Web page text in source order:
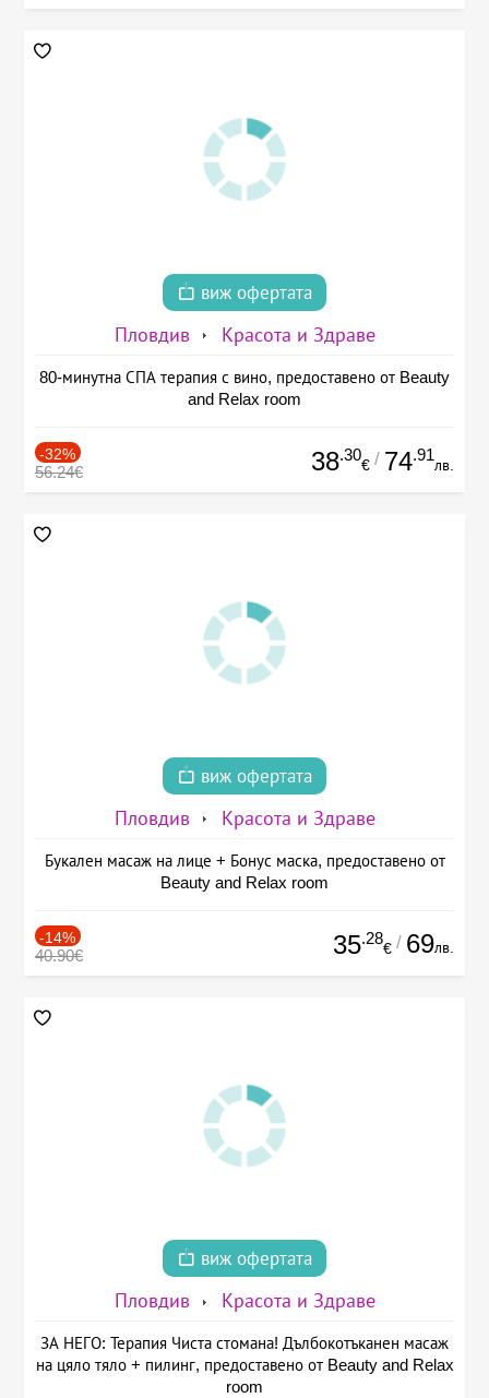
виж офертата
Пловдив Красота и Здраве
80-минутна СПА терапия с вино, предоставено от Beauty
and Relax room
-32%
56.24€ 38.30
€ / 74.91
лв.
виж офертата
Пловдив Красота и Здраве
Букален масаж на лице + Бонус маска, предоставено от
Beauty and Relax room
-14%
40.90€ 35.28
€ / 69лв.
виж офертата
Пловдив Красота и Здраве
ЗА НЕГО: Терапия Чиста стомана! Дълбокотъканен масаж
на цяло тяло + пилинг, предоставено от Beauty and Relax
room